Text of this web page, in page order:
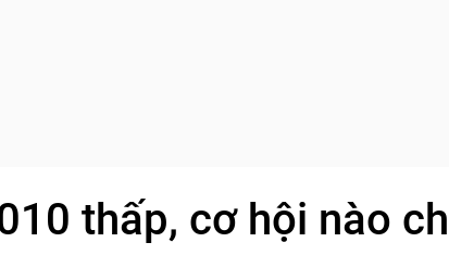
thấp, cơ hội nào